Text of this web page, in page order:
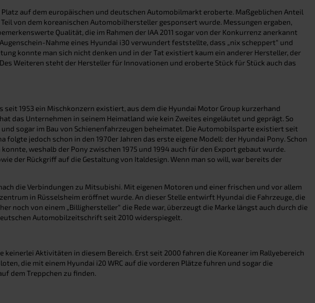
auf dem europäischen und deutschen Automobilmarkt eroberte. Maßgeblichen Anteil
von dem koreanischen Automobilhersteller gesponsert wurde. Messungen ergaben,
Qualität, die im Rahmen der IAA 2011 sogar von der Konkurrenz anerkannt
Nahme eines Hyundai i30 verwundert feststellte, dass „nix scheppert“ und
konnte man sich nicht denken und in der Tat existiert kaum ein anderer Hersteller, der
Weiteren steht der Hersteller für Innovationen und eroberte Stück für Stück auch das
1953 ein Mischkonzern existiert, aus dem die Hyundai Motor Group kurzerhand
das Unternehmen in seinem Heimatland wie kein Zweites eingeläutet und geprägt. So
sogar im Bau von Schienenfahrzeugen beheimatet. Die Automobilsparte existiert seit
jedoch schon in den 1970er Jahren das erste eigene Modell: der Hyundai Pony. Schon
weshalb der Pony zwischen 1975 und 1994 auch für den Export gebaut wurde.
der Rückgriff auf die Gestaltung von Italdesign. Wenn man so will, war bereits der
die Verbindungen zu Mitsubishi. Mit eigenen Motoren und einer frischen und vor allem
in Rüsselsheim eröffnet wurde. An dieser Stelle entwirft Hyundai die Fahrzeuge, die
von einem „Billighersteller“ die Rede war, überzeugt die Marke längst auch durch die
Automobilzeitschrift seit 2010 widerspiegelt.
Aktivitäten in diesem Bereich. Erst seit 2000 fahren die Koreaner im Rallyebereich
die mit einem Hyundai i20 WRC auf die vorderen Plätze fuhren und sogar die
dem Treppchen zu finden.